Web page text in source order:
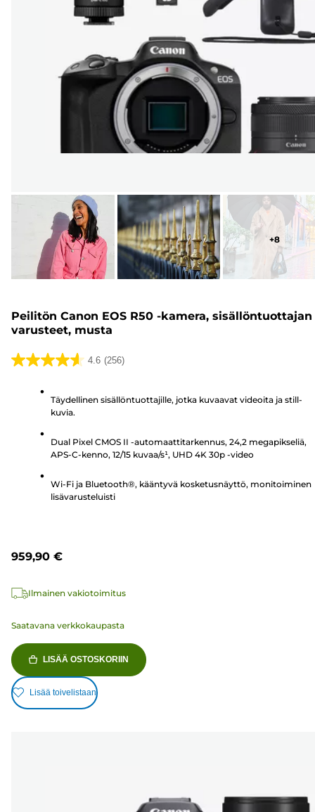
+8
Peilitön Canon EOS R50 -kamera, sisällöntuottajan
varusteet, musta
4.6 (256)
4.6/5
arvostelua
Täydellinen sisällöntuottajille, jotka kuvaavat videoita ja still-
kuvia.
Dual Pixel CMOS II -automaattitarkennus, 24,2 megapikseliä,
APS-C-kenno, 12/15 kuvaa/s¹, UHD 4K 30p -video
Wi-Fi ja Bluetooth®, kääntyvä kosketusnäyttö, monitoiminen
lisävarusteluisti
959,90 €
Ilmainen vakiotoimitus
Saatavana verkkokaupasta
LISÄÄ OSTOSKORIIN
Lisää toivelistaan